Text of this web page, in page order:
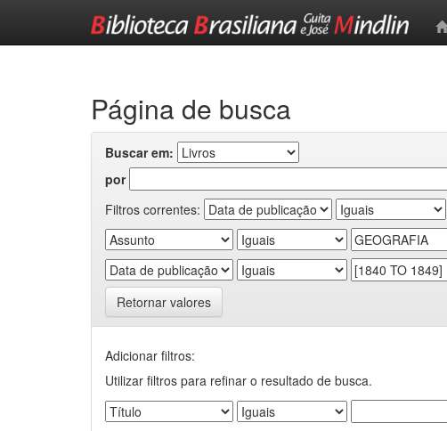
Página de busca
Buscar em:
por
Filtros correntes:
Retornar valores
Adicionar filtros:
Utilizar filtros para refinar o resultado de busca.